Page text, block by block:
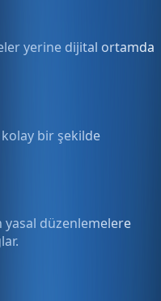
yerine dijital ortamda
kolay bir şekilde
yasal düzenlemelere